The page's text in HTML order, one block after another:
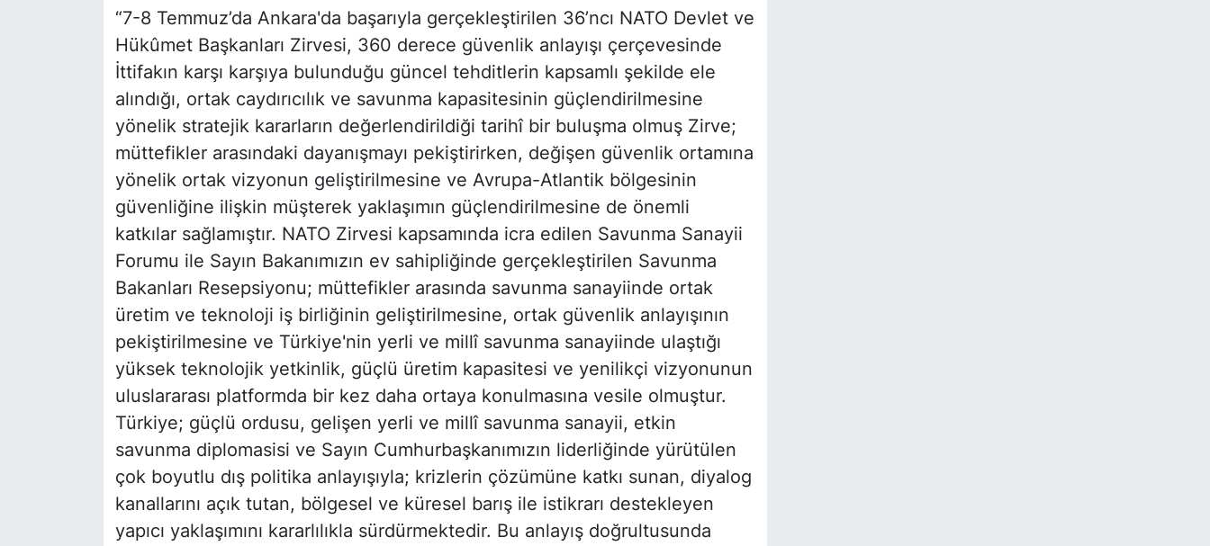
“7-8 Temmuz’da Ankara'da başarıyla gerçekleştirilen 36’ncı NATO Devlet ve
Hükûmet Başkanları Zirvesi, 360 derece güvenlik anlayışı çerçevesinde
İttifakın karşı karşıya bulunduğu güncel tehditlerin kapsamlı şekilde ele
alındığı, ortak caydırıcılık ve savunma kapasitesinin güçlendirilmesine
yönelik stratejik kararların değerlendirildiği tarihî bir buluşma olmuş Zirve;
müttefikler arasındaki dayanışmayı pekiştirirken, değişen güvenlik ortamına
yönelik ortak vizyonun geliştirilmesine ve Avrupa-Atlantik bölgesinin
güvenliğine ilişkin müşterek yaklaşımın güçlendirilmesine de önemli
katkılar sağlamıştır. NATO Zirvesi kapsamında icra edilen Savunma Sanayii
Forumu ile Sayın Bakanımızın ev sahipliğinde gerçekleştirilen Savunma
Bakanları Resepsiyonu; müttefikler arasında savunma sanayiinde ortak
üretim ve teknoloji iş birliğinin geliştirilmesine, ortak güvenlik anlayışının
pekiştirilmesine ve Türkiye'nin yerli ve millî savunma sanayiinde ulaştığı
yüksek teknolojik yetkinlik, güçlü üretim kapasitesi ve yenilikçi vizyonunun
uluslararası platformda bir kez daha ortaya konulmasına vesile olmuştur.
Türkiye; güçlü ordusu, gelişen yerli ve millî savunma sanayii, etkin
savunma diplomasisi ve Sayın Cumhurbaşkanımızın liderliğinde yürütülen
çok boyutlu dış politika anlayışıyla; krizlerin çözümüne katkı sunan, diyalog
kanallarını açık tutan, bölgesel ve küresel barış ile istikrarı destekleyen
yapıcı yaklaşımını kararlılıkla sürdürmektedir. Bu anlayış doğrultusunda